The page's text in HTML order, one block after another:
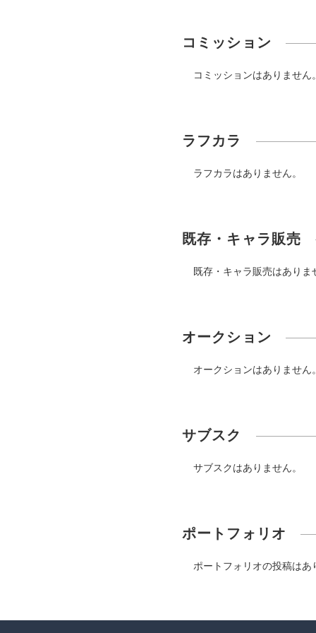
コミッション
コミッションはありません。
ラフカラ
ラフカラはありません。
既存・キャラ販売
既存・キャラ販売はありま
オークション
オークションはありません。
サブスク
サブスクはありません。
ポートフォリオ
ポートフォリオの投稿はあ